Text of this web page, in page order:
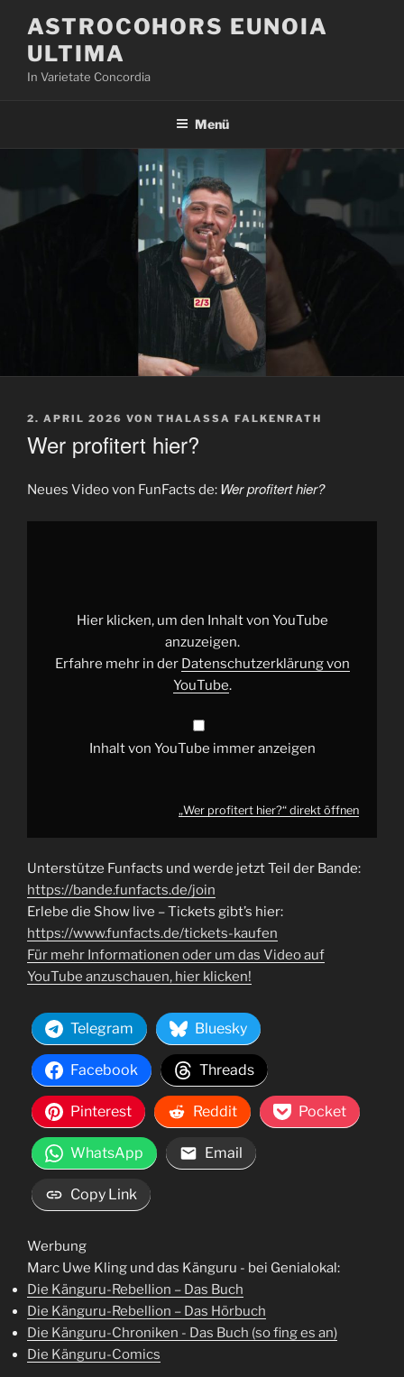
Inhalt
springen
ASTROCOHORS EUNOIA
ULTIMA
In Varietate Concordia
Menü
VERÖFFENTLICHT
2. APRIL 2026 VON THALASSA FALKENRATH
Wer profitert hier?
Neues Video von FunFacts de: Wer profitert hier?
„Wer
Hier klicken, um den Inhalt von YouTube
anzuzeigen.
Erfahre mehr in der Datenschutzerklärung von
YouTube.
Inhalt von YouTube immer anzeigen
„Wer profitert hier?“ direkt öffnen
Unterstütze Funfacts und werde jetzt Teil der Bande:
https://bande.funfacts.de/join
Erlebe die Show live – Tickets gibt’s hier:
https://www.funfacts.de/tickets-kaufen
Für mehr Informationen oder um das Video auf
YouTube anzuschauen, hier klicken!
Telegram Bluesky
Facebook Threads
Pinterest Reddit Pocket
WhatsApp Email
Copy Link
Werbung
Marc Uwe Kling und das Känguru - bei Genialokal:
Die Känguru-Rebellion – Das Buch
Die Känguru-Rebellion – Das Hörbuch
Die Känguru-Chroniken - Das Buch (so fing es an)
Die Känguru-Comics